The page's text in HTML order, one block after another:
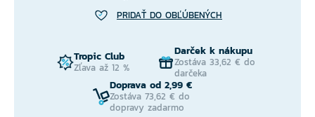
PRIDAŤ DO OBĽÚBENÝCH
Tropic Club
Zľava až 12 %
Darček k nákupu
Zostáva 33,62 € do
darčeka
Doprava od 2,99 €
Zostáva 73,62 € do
dopravy zadarmo